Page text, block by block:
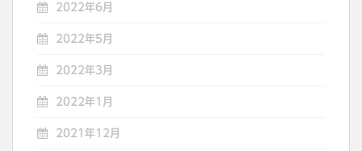
2022年6月
2022年5月
2022年3月
2022年1月
2021年12月